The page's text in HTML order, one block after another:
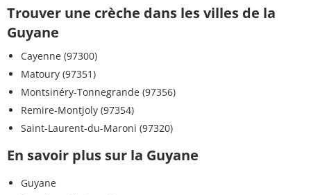
Trouver une crèche dans les villes de la
Guyane
Cayenne (97300)
Matoury (97351)
Montsinéry-Tonnegrande (97356)
Remire-Montjoly (97354)
Saint-Laurent-du-Maroni (97320)
En savoir plus sur la Guyane
Guyane